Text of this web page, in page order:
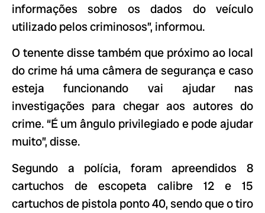
informações sobre os dados do veículo
utilizado pelos criminosos”, informou.
O tenente disse também que próximo ao local
do crime há uma câmera de segurança e caso
esteja funcionando vai ajudar nas
investigações para chegar aos autores do
crime. “É um ângulo privilegiado e pode ajudar
muito”, disse.
Segundo a polícia, foram apreendidos 8
cartuchos de escopeta calibre 12 e 15
cartuchos de pistola ponto 40, sendo que o tiro